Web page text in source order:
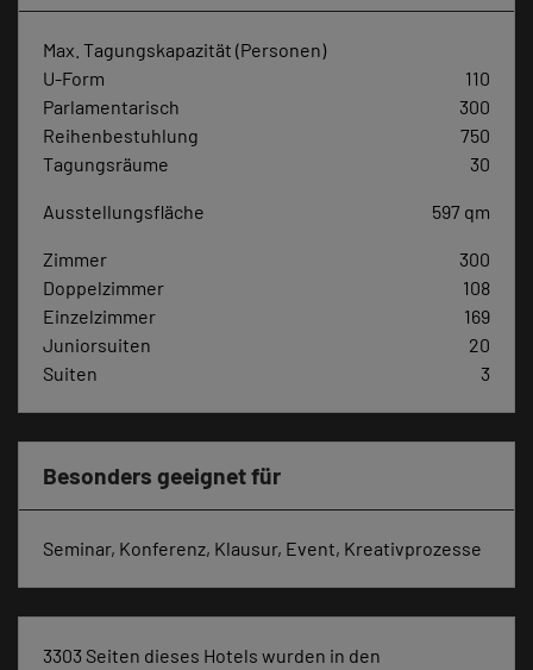
Max. Tagungskapazität (Personen)
U-Form
110
Parlamentarisch
300
Reihenbestuhlung
750
Tagungsräume
30
Ausstellungsfläche 597 qm
Zimmer
300
Doppelzimmer
108
Einzelzimmer
169
Juniorsuiten
20
Suiten
3
Besonders geeignet für
Seminar, Konferenz, Klausur, Event, Kreativprozesse
3303 Seiten dieses Hotels wurden in den